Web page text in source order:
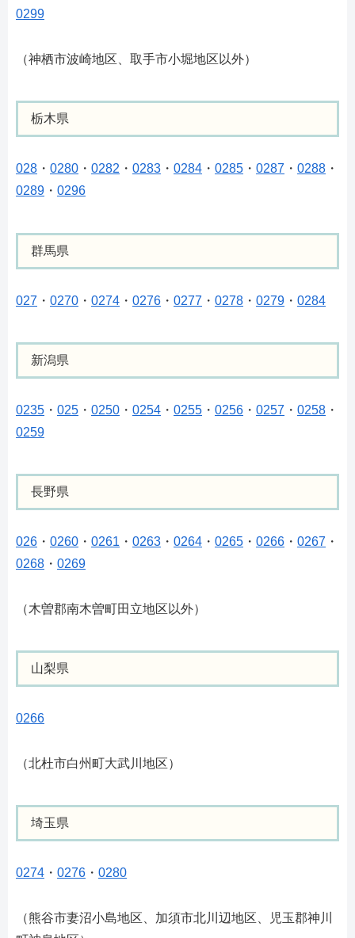
0299
（神栖市波崎地区、取手市小堀地区以外）
栃木県
028 ・ 0280 ・ 0282 ・ 0283 ・ 0284 ・ 0285 ・ 0287 ・ 0288 ・
0289 ・ 0296
群馬県
027 ・ 0270 ・ 0274 ・ 0276 ・ 0277 ・ 0278 ・ 0279 ・ 0284
新潟県
0235 ・ 025 ・ 0250 ・ 0254 ・ 0255 ・ 0256 ・ 0257 ・ 0258 ・
0259
長野県
026 ・ 0260 ・ 0261 ・ 0263 ・ 0264 ・ 0265 ・ 0266 ・ 0267 ・
0268 ・ 0269
（木曽郡南木曽町田立地区以外）
山梨県
0266
（北杜市白州町大武川地区）
埼玉県
0274 ・ 0276 ・ 0280
（熊谷市妻沼小島地区、加須市北川辺地区、児玉郡神川